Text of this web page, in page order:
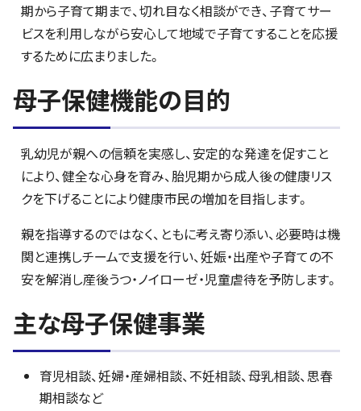
期から子育て期まで、切れ目なく相談ができ、子育てサー
ビスを利用しながら安心して地域で子育てすることを応援
するために広まりました。
母子保健機能の目的
乳幼児が親への信頼を実感し、安定的な発達を促すこと
により、健全な心身を育み、胎児期から成人後の健康リス
クを下げることにより健康市民の増加を目指します。
親を指導するのではなく、ともに考え寄り添い、必要時は機
関と連携しチームで支援を行い、妊娠・出産や子育ての不
安を解消し産後うつ・ノイローゼ・児童虐待を予防します。
主な母子保健事業
育児相談、妊婦・産婦相談、不妊相談、母乳相談、思春
期相談など